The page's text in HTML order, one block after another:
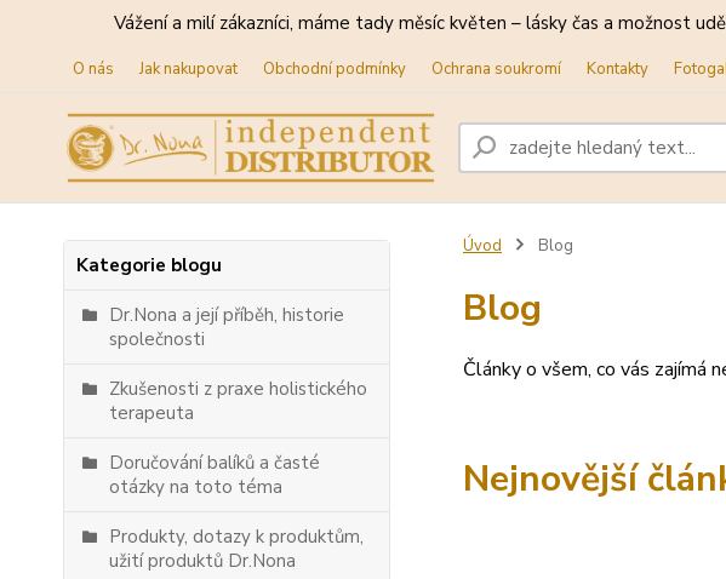
Vážení a milí zákazníci, máme tady měsíc květen – lásky čas a možnost
O nás Jak nakupovat Obchodní podmínky Ochrana soukromí Kontakty
Kategorie blogu
Dr.Nona a její příběh, historie
společnosti
Zkušenosti z praxe holistického
terapeuta
Doručování balíků a časté
otázky na toto téma
Produkty, dotazy k produktům,
užití produktů Dr.Nona
Úvod Blog
Blog
Články o všem, co vás zajímá
Nejnovější